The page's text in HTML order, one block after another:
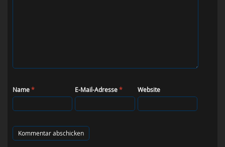
Name* E-Mail-Adresse* Website